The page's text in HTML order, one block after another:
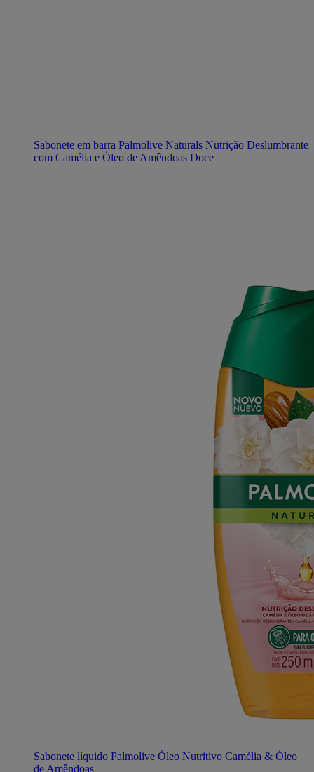
Sabonete em barra Palmolive Naturals Nutrição Deslumbrante
com Camélia e Óleo de Amêndoas Doce
Sabonete líquido Palmolive Óleo Nutritivo Camélia & Óleo
de Amêndoas